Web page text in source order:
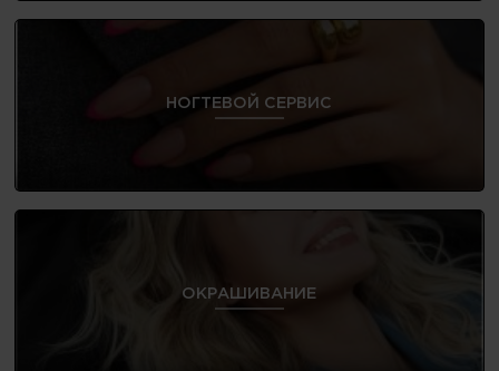
НОГТЕВОЙ СЕРВИС
ОКРАШИВАНИЕ